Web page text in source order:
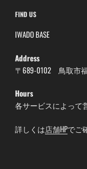
FIND US
IWADO BASE
Address
〒689-0102 鳥取市
Hours
各サービスによって
詳しくは店舗HPでご